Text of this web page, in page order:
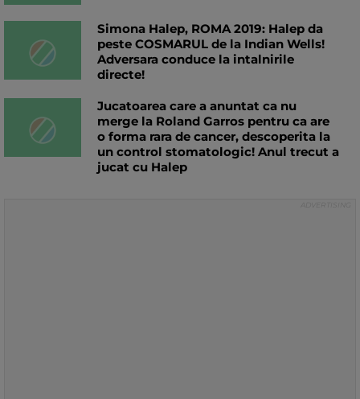
Simona Halep, ROMA 2019: Halep da
peste COSMARUL de la Indian Wells!
Adversara conduce la intalnirile
directe!
Jucatoarea care a anuntat ca nu
merge la Roland Garros pentru ca are
o forma rara de cancer, descoperita la
un control stomatologic! Anul trecut a
jucat cu Halep